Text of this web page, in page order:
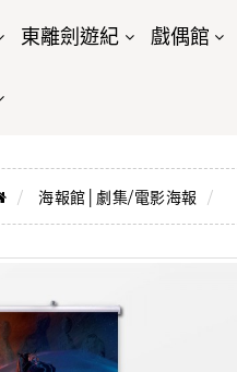
東離劍遊紀 戲偶館
海報館│劇集/電影海報